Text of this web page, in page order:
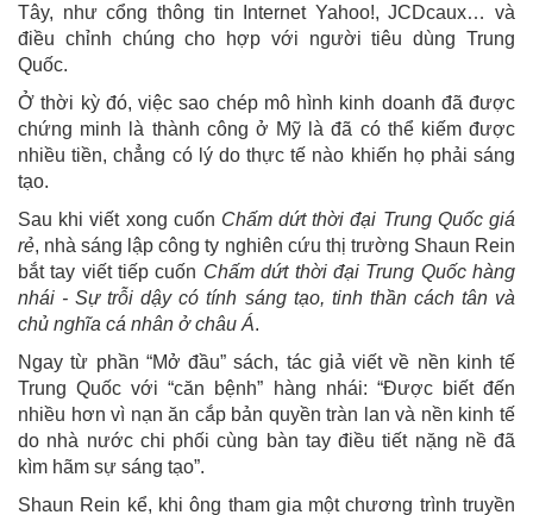
Tây, như cổng thông tin Internet Yahoo!, JCDcaux… và
điều chỉnh chúng cho hợp với người tiêu dùng Trung
Quốc.
Ở thời kỳ đó, việc sao chép mô hình kinh doanh đã được
chứng minh là thành công ở Mỹ là đã có thể kiếm được
nhiều tiền, chẳng có lý do thực tế nào khiến họ phải sáng
tạo.
Sau khi viết xong cuốn Chấm dứt thời đại Trung Quốc giá
rẻ, nhà sáng lập công ty nghiên cứu thị trường Shaun Rein
bắt tay viết tiếp cuốn Chấm dứt thời đại Trung Quốc hàng
nhái - Sự trỗi dậy có tính sáng tạo, tinh thần cách tân và
chủ nghĩa cá nhân ở châu Á.
Ngay từ phần “Mở đầu” sách, tác giả viết về nền kinh tế
Trung Quốc với “căn bệnh” hàng nhái: “Được biết đến
nhiều hơn vì nạn ăn cắp bản quyền tràn lan và nền kinh tế
do nhà nước chi phối cùng bàn tay điều tiết nặng nề đã
kìm hãm sự sáng tạo”.
Shaun Rein kể, khi ông tham gia một chương trình truyền